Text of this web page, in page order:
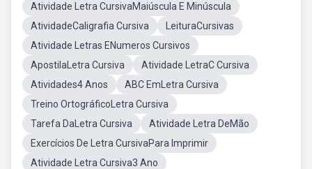
Atividade Letra CursivaMaiúscula E Minúscula
AtividadeCaligrafia Cursiva
LeituraCursivas
Atividade Letras ENumeros Cursivos
ApostilaLetra Cursiva
Atividade LetraC Cursiva
Atividades4 Anos
ABC EmLetra Cursiva
Treino OrtográficoLetra Cursiva
Tarefa DaLetra Cursiva
Atividade Letra DeMão
Exercícios De Letra CursivaPara Imprimir
Atividade Letra Cursiva3 Ano